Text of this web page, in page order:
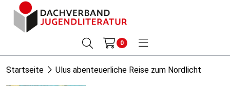
0
Startseite Ulus abenteuerliche Reise zum Nordlicht